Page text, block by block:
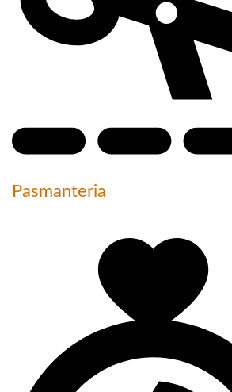
Pasmanteria